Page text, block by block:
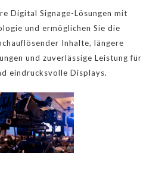
Digital Signage-Lösungen mit
und ermöglichen Sie die
Inhalte, längere
und zuverlässige Leistung für
eindrucksvolle Displays.